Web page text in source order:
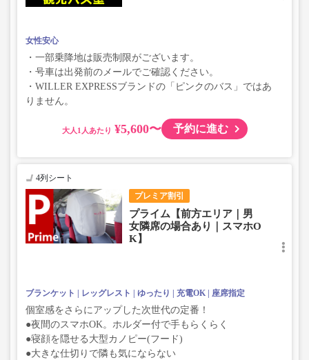
女性安心
・一部乗降地は販売制限がございます。
・号車は出発前のメールでご確認ください。
・WILLER EXPRESSブランドの「ピンクのバス」ではあ
りません。
大人 ¥5,600〜 予約に進む
プレミア割引
4列シート
プライム【前方エリア｜男
女隣席の場合あり｜スマホO
K】
ブランケット レッグレスト ゆったり 充電OK 座席指定
個室感をさらにアップした次世代の定番！
●夜間のスマホOK。ホルダー付で手もらくらく
●寝顔を隠せる大型カノピー(フード)
●大きな仕切りで隣も気にならない